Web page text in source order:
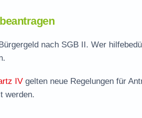
nach SGB II. Wer
IV gelten neue Regelungen für
werden.